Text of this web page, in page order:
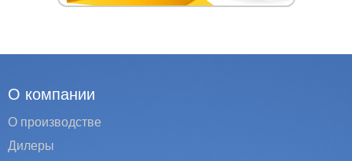
О компании
О производстве
Дилеры